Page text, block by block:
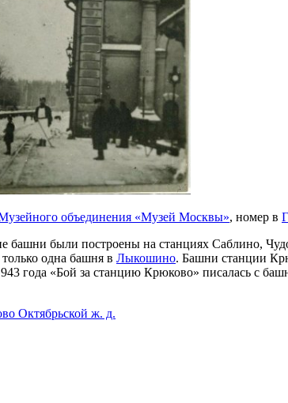
объединения «Музей Москвы», номер в
башни были построены на станциях Саблино,
одна башня в Лыкошино. Башни станции
года «Бой за станцию Крюково» писалась с
Октябрьской ж. д.